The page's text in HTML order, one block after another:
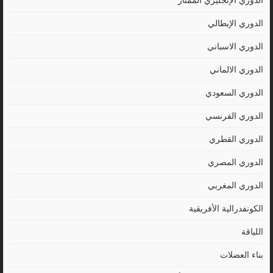
الدوري الإيطالي
الدوري الاسباني
الدوري الالماني
الدوري السعودي
الدوري الفرنسي
الدوري القطري
الدوري المصري
الدوري المغربي
الكونفدرالية الأفريقية
اللياقة
بناء العضلات